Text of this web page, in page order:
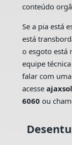
conteúdo
Se a pia está
está
o esgoto está
equipe
falar com uma
acesse
6060 ou